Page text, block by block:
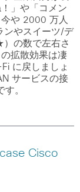
」や「コメン
今や 2000 万人
ンやスイーツ/デ
の数で左右さ
拡散効果は凄
に戻しましょ
サービスの接
。
Cisco